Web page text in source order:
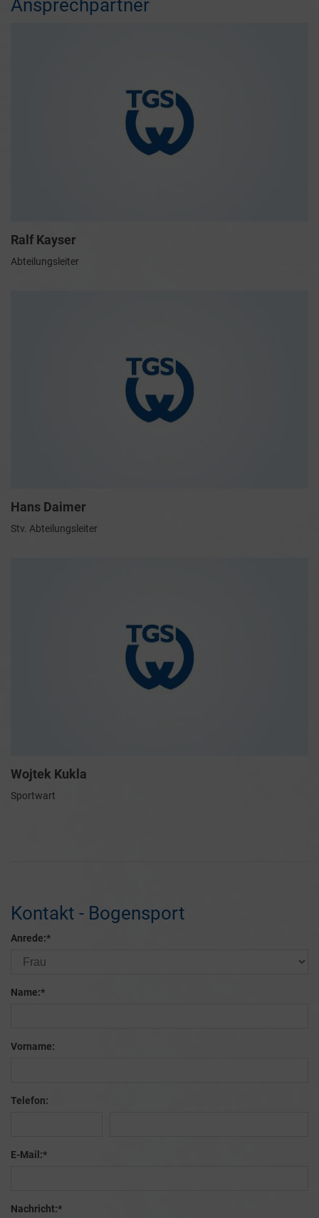
Ansprechpartner
Ralf Kayser
Abteilungsleiter
Hans Daimer
Stv. Abteilungsleiter
Wojtek Kukla
Sportwart
Kontakt - Bogensport
Anrede:*
Name:*
Vorname:
Telefon:
E-Mail:*
Nachricht:*